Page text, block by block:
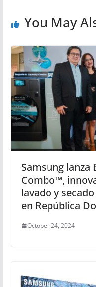
You May
Samsung lanza
Combo™,
lavado y
en República
October 24, 2024